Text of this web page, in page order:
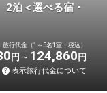
泊＜選べる宿・
行代金（1～5名1室・税込）
円 124,860 円
表示旅行代金について